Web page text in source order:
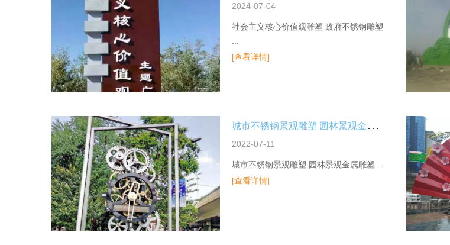
2024-07-04
社会主义核心价值观雕塑 政府不锈钢雕塑
[查看详情]
城
市不锈钢景观雕塑 园林景观金属雕塑
2022-07-11
城市不锈钢景观雕塑 园林景观金属雕塑...
[查看详情]